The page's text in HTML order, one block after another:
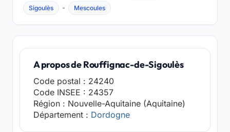
Sigoulès - Mescoules
A propos de Rouffignac-de-Sigoulès
Code postal : 24240
Code INSEE : 24357
Région : Nouvelle-Aquitaine (Aquitaine)
Département : Dordogne